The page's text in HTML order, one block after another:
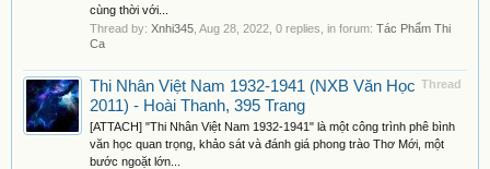
cùng thời với...
Thread by: Xnhi345 Aug 28, 2022 , 0 replies, in forum: Tác Phẩm Thi
Ca
Thread
Thi Nhân Việt Nam 1932-1941 (NXB Văn Học
2011) - Hoài Thanh, 395 Trang
[ATTACH] "Thi Nhân Việt Nam 1932-1941" là một công trình phê bình
văn học quan trọng, khảo sát và đánh giá phong trào Thơ Mới, một
bước ngoặt lớn...